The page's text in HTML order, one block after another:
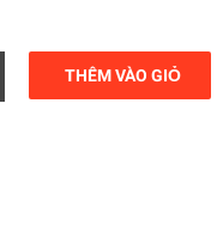
THÊM VÀO GIỎ